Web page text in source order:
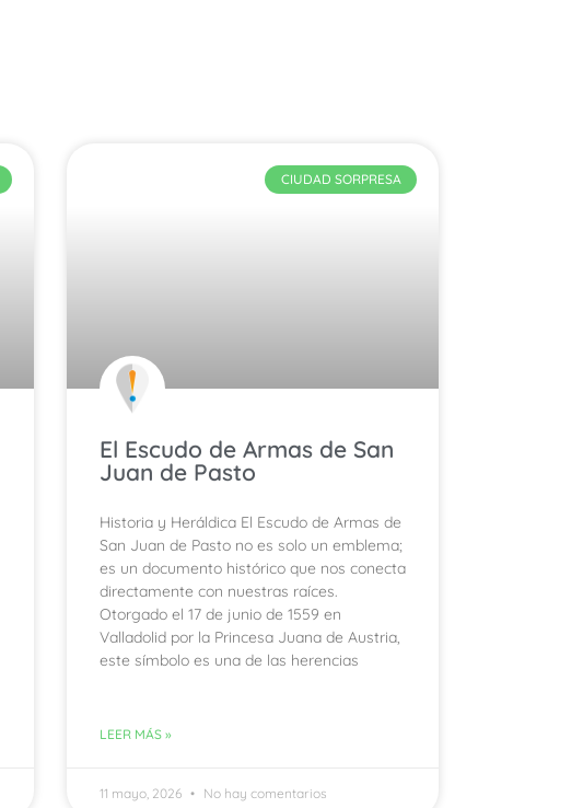
CIUDAD SORPRESA
El Escudo de Armas de San
Juan de Pasto
Historia y Heráldica El Escudo de Armas de
San Juan de Pasto no es solo un emblema;
es un documento histórico que nos conecta
directamente con nuestras raíces.
Otorgado el 17 de junio de 1559 en
Valladolid por la Princesa Juana de Austria,
este símbolo es una de las herencias
LEER MÁS »
11 mayo, 2026 No hay comentarios